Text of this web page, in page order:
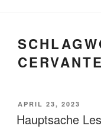
VERÖFFENTLICHT
AM
APRIL 23, 2023
Hauptsache